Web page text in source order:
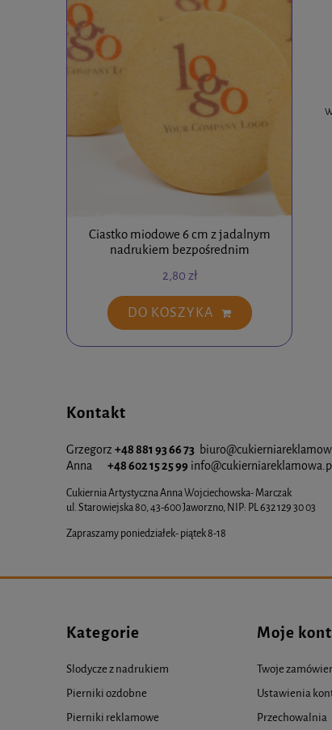
Ciastko miodowe 6 cm z jadalnym
nadrukiem bezpośrednim
2,80 zł
DO KOSZYKA
Kontakt
Grzegorz +48 881 93 66 73
Anna
+48 602 15 25 99 info@cukiernia
Cukiernia Artystyczna Anna Wojciechowska- Marczak
ul. Starowiejska 80, 43-600 Jaworzno, NIP: PL 632 129 30 03
Zapraszamy poniedziałek- piątek 8-18
Kategorie
Slodycze z nadrukiem
Pierniki ozdobne
Pierniki reklamowe
Moje
Twoje
Ustawienia
Przechowalnia